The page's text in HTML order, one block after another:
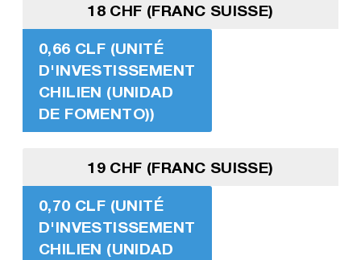
18 CHF (FRANC SUISSE)
0,66 CLF (UNITÉ
D'INVESTISSEMENT
CHILIEN (UNIDAD
DE FOMENTO))
19 CHF (FRANC SUISSE)
0,70 CLF (UNITÉ
D'INVESTISSEMENT
CHILIEN (UNIDAD